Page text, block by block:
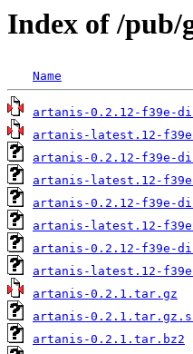
Index of /pub/
Name
artanis-0.2.12-f39e-
artanis-latest.12-
artanis-0.2.12-f39e-
artanis-latest.12-
artanis-0.2.12-f39e-
artanis-latest.12-
artanis-0.2.12-f39e-
artanis-latest.12-
artanis-0.2.1.tar.gz
artanis-
artanis-0.2.1.tar.bz2